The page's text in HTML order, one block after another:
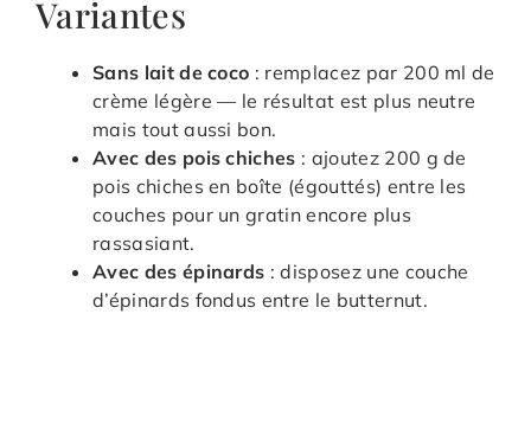
Variantes
Sans lait de coco : remplacez par 200 ml de
crème légère — le résultat est plus neutre
mais tout aussi bon.
Avec des pois chiches : ajoutez 200 g de
pois chiches en boîte (égouttés) entre les
couches pour un gratin encore plus
rassasiant.
Avec des épinards : disposez une couche
d’épinards fondus entre le butternut.